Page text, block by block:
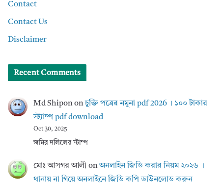
Contact
Contact Us
Disclaimer
Recent Comments
Md Shipononচুক্তি পত্রের নমুনা pdf 2026 । ১০০ টাকার
স্ট্যাম্প pdf download
Oct 30, 2025
জমির দলিলের স্টাম্প
মোঃ আসগর আলী onঅনলাইন জিডি করার নিয়ম ২০২৬ ।
থানায় না গিয়ে অনলাইনে জিডি কপি ডাউনলোড করুন